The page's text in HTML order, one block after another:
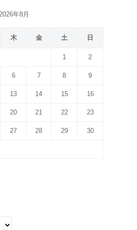
年8月
木 金 土 日
1 2
6 7 8 9
13 14 15 16
20 21 22 23
27 28 29 30